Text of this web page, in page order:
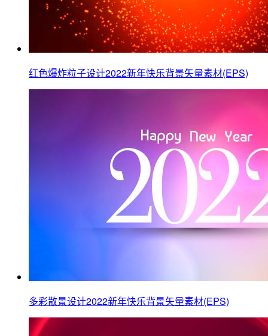
红色爆炸粒子设计2022新年快乐背景矢量素材(EPS)
多彩散景设计2022新年快乐背景矢量素材(EPS)